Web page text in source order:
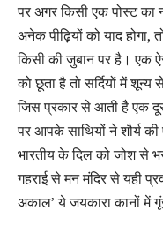
पर अगर किसी एक पोस्ट का
अनेक पीढ़ियों को याद होगा,
किसी की जुबान पर है। एक
को छूता है तो सर्दियों में
जिस प्रकार से आती है एक
पर आपके साथियों ने शौर्य
भारतीय के दिल को जोश से
गहराई से मन मंदिर से यही
अकाल’ ये जयकारा कानों में